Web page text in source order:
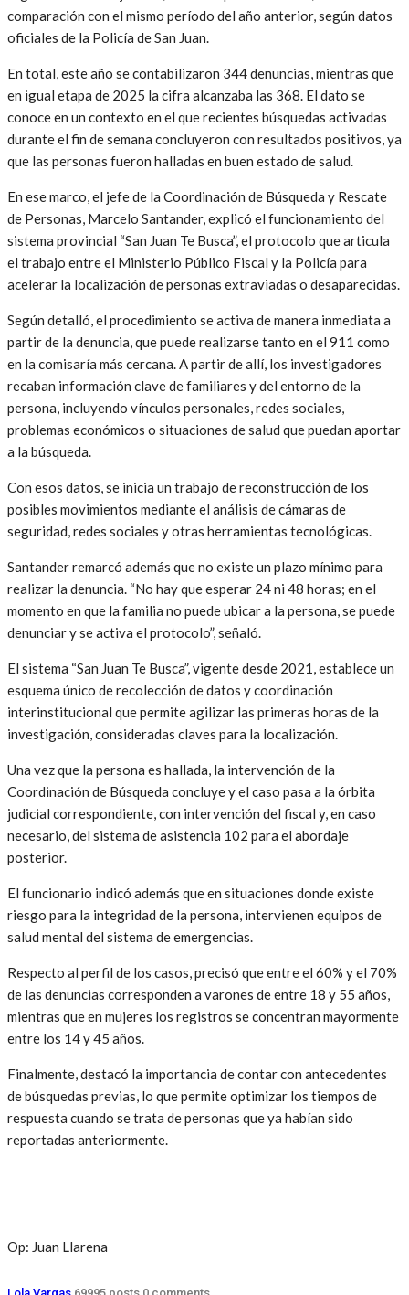
comparación con el mismo período del año anterior, según datos
oficiales de la Policía de San Juan.
En total, este año se contabilizaron 344 denuncias, mientras que
en igual etapa de 2025 la cifra alcanzaba las 368. El dato se
conoce en un contexto en el que recientes búsquedas activadas
durante el fin de semana concluyeron con resultados positivos, ya
que las personas fueron halladas en buen estado de salud.
En ese marco, el jefe de la Coordinación de Búsqueda y Rescate
de Personas, Marcelo Santander, explicó el funcionamiento del
sistema provincial “San Juan Te Busca”, el protocolo que articula
el trabajo entre el Ministerio Público Fiscal y la Policía para
acelerar la localización de personas extraviadas o desaparecidas.
Según detalló, el procedimiento se activa de manera inmediata a
partir de la denuncia, que puede realizarse tanto en el 911 como
en la comisaría más cercana. A partir de allí, los investigadores
recaban información clave de familiares y del entorno de la
persona, incluyendo vínculos personales, redes sociales,
problemas económicos o situaciones de salud que puedan aportar
a la búsqueda.
Con esos datos, se inicia un trabajo de reconstrucción de los
posibles movimientos mediante el análisis de cámaras de
seguridad, redes sociales y otras herramientas tecnológicas.
Santander remarcó además que no existe un plazo mínimo para
realizar la denuncia. “No hay que esperar 24 ni 48 horas; en el
momento en que la familia no puede ubicar a la persona, se puede
denunciar y se activa el protocolo”, señaló.
El sistema “San Juan Te Busca”, vigente desde 2021, establece un
esquema único de recolección de datos y coordinación
interinstitucional que permite agilizar las primeras horas de la
investigación, consideradas claves para la localización.
Una vez que la persona es hallada, la intervención de la
Coordinación de Búsqueda concluye y el caso pasa a la órbita
judicial correspondiente, con intervención del fiscal y, en caso
necesario, del sistema de asistencia 102 para el abordaje
posterior.
El funcionario indicó además que en situaciones donde existe
riesgo para la integridad de la persona, intervienen equipos de
salud mental del sistema de emergencias.
Respecto al perfil de los casos, precisó que entre el 60% y el 70%
de las denuncias corresponden a varones de entre 18 y 55 años,
mientras que en mujeres los registros se concentran mayormente
entre los 14 y 45 años.
Finalmente, destacó la importancia de contar con antecedentes
de búsquedas previas, lo que permite optimizar los tiempos de
respuesta cuando se trata de personas que ya habían sido
reportadas anteriormente.
Op: Juan Llarena